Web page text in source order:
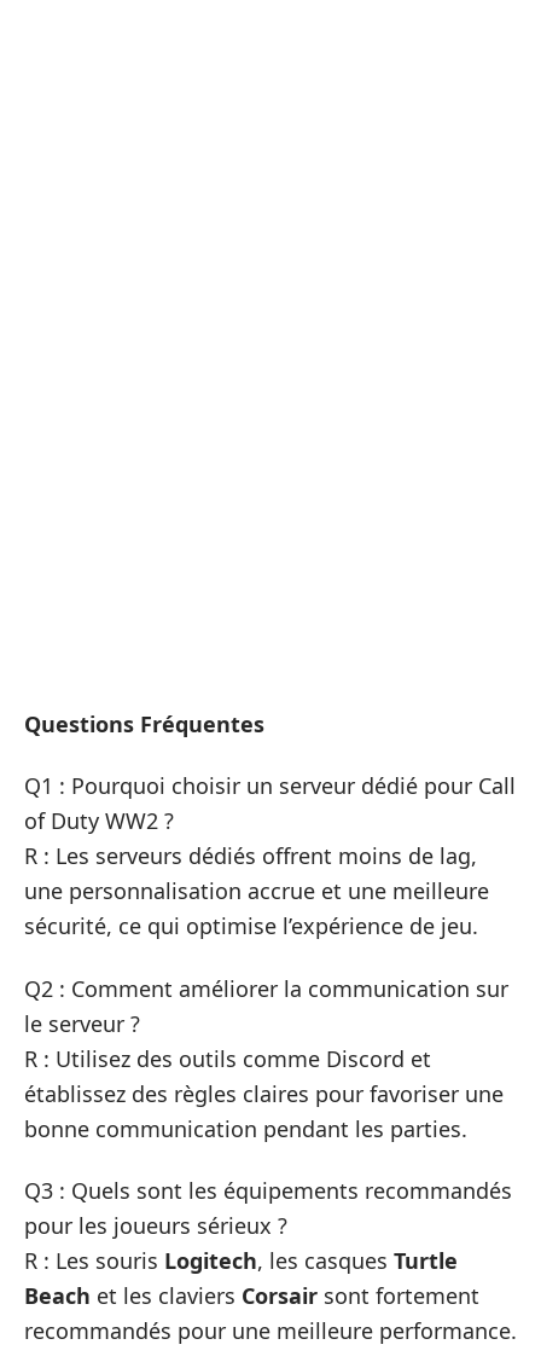
Questions Fréquentes
Q1 : Pourquoi choisir un serveur dédié pour Call
of Duty WW2 ?
R : Les serveurs dédiés offrent moins de lag,
une personnalisation accrue et une meilleure
sécurité, ce qui optimise l’expérience de jeu.
Q2 : Comment améliorer la communication sur
le serveur ?
R : Utilisez des outils comme Discord et
établissez des règles claires pour favoriser une
bonne communication pendant les parties.
Q3 : Quels sont les équipements recommandés
pour les joueurs sérieux ?
R : Les souris Logitech, les casques Turtle
Beach et les claviers Corsair sont fortement
recommandés pour une meilleure performance.